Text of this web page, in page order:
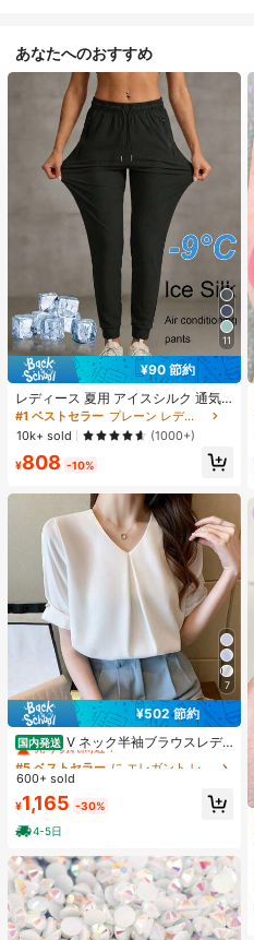
あなたへのおすすめ
11
¥90 節約
レディース 夏用 アイスシルク 通気
性 ランニングパンツ、速乾 軽量 ス
ポーツパンツ ジッパーポケット & ウ
エストバンド付き フィットネス & ジ
ョギング用 ブラック、アスレジャー
#1 ベストセラー
プレーン レディースパンツ
10k+ sold
(1000+)
¥808 -10%
7
¥502 節約
国内発送 V ネック半袖ブラウスレデ
ィース 前タックロールスリーブパー
ルボタンドレープゆったり肉隠しオ
フィス万能シフォントップス
#5 ベストセラー
に エレガント レディーストップス
売り切れ間近！
#5 ベストセラー
売り切れ間近！
#5 ベストセラー
売り切れ間近！
#5 ベストセラー
に エレガント レディーストップス
600+ sold
¥1,165 -30%
4-5日